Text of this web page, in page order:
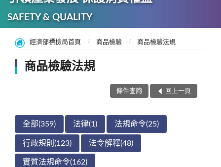
SAFETY & QUALITY
經濟部標檢局首頁 商品檢驗 商品檢驗法規
商品檢驗法規
條件查詢 回上一頁
全部(359) 法律(1) 法規命令(25)
行政規則(123) 法令解釋(48)
實質法規命令(162)